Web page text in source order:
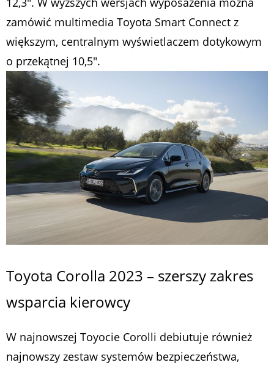
zamówić multimedia Toyota Smart Connect z
większym, centralnym wyświetlaczem dotykowym
o przekątnej 10,5″.
Toyota Corolla 2023 – szerszy zakres
wsparcia kierowcy
W najnowszej Toyocie Corolli debiutuje również
najnowszy zestaw systemów bezpieczeństwa,